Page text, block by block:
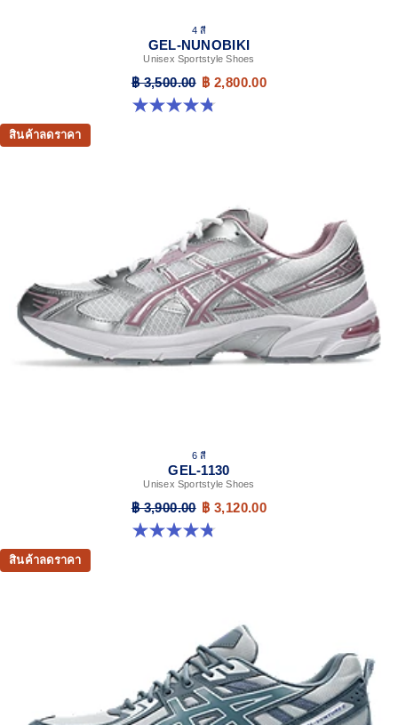
4 สี
GEL-NUNOBIKI
Unisex Sportstyle Shoes
฿ 3,500.00 ฿ 2,800.00
4.8 จาก 5 ดาว 179 รีวิว
สินค้าลดราคา
6 สี
GEL-1130
Unisex Sportstyle Shoes
฿ 3,900.00 ฿ 3,120.00
4.8 จาก 5 ดาว 52 รีวิว
สินค้าลดราคา